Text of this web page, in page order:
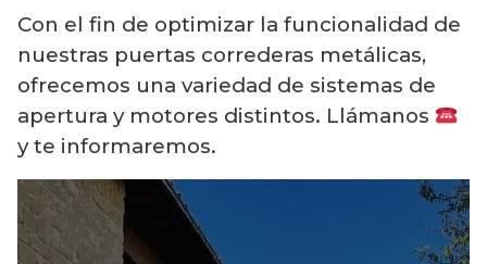
Con el fin de optimizar la funcionalidad de
nuestras puertas correderas metálicas,
ofrecemos una variedad de sistemas de
apertura y motores distintos. Llámanos
y te informaremos.